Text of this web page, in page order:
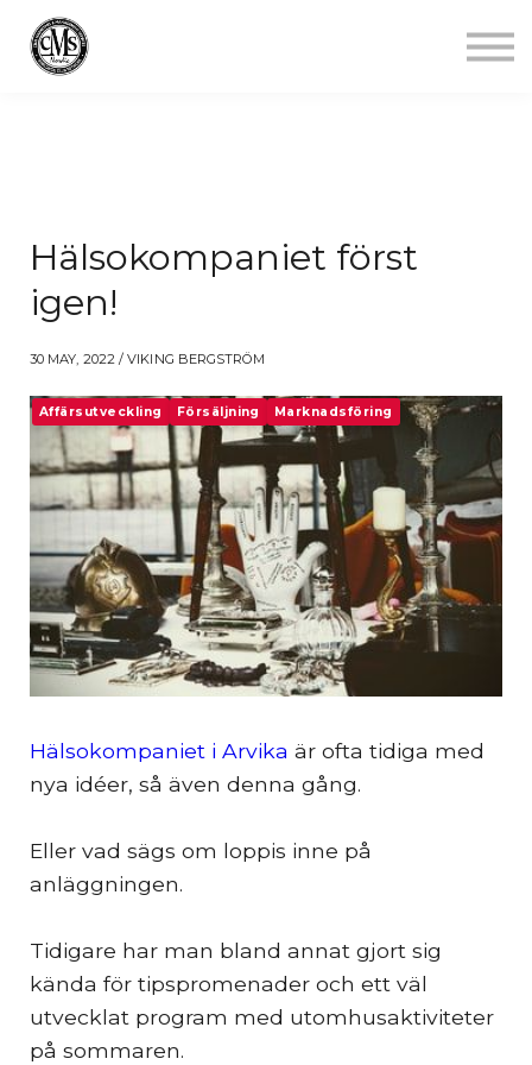
Hälsokompaniet först
igen!
30 MAY, 2022 / VIKING BERGSTRÖM
Affärsutveckling Försäljning Marknadsföring
Hälsokompaniet i Arvika är ofta tidiga med
nya idéer, så även denna gång.
Eller vad sägs om loppis inne på
anläggningen.
Tidigare har man bland annat gjort sig
kända för tipspromenader och ett väl
utvecklat program med utomhusaktiviteter
på sommaren.